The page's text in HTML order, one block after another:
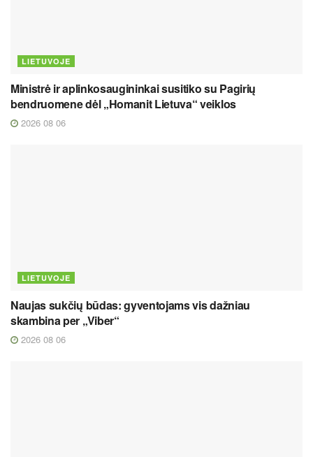
LIETUVOJE
Ministrė ir aplinkosaugininkai susitiko su Pagirių
bendruomene dėl „Homanit Lietuva“ veiklos
2026 08 06
LIETUVOJE
Naujas sukčių būdas: gyventojams vis dažniau
skambina per „Viber“
2026 08 06